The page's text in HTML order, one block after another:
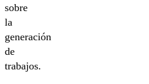
sobre
la
generación
de
trabajos.